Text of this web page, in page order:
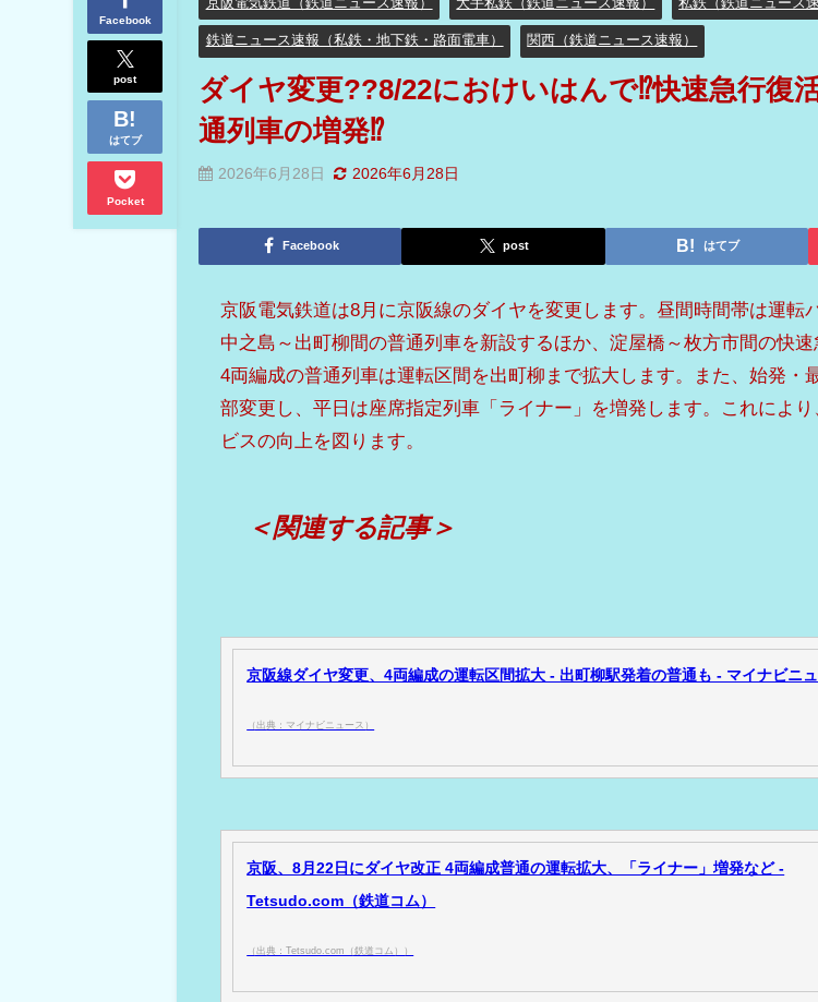
Facebook
post
はてブ
Pocket
京阪電気鉄道（鉄道ニュース速報） 大手私鉄（鉄道ニュース速報） 私鉄（鉄道ニュース速
鉄道ニュース速報（私鉄・地下鉄・路面電車） 関西（鉄道ニュース速報）
ダイヤ変更??8/22におけいはんで⁉快速急行復
通列車の増発⁉
2026年6月28日 2026年6月28日
Facebook post はてブ
京阪電気鉄道は8月に京阪線のダイヤを変更します。昼間時間帯は運転
中之島～出町柳間の普通列車を新設するほか、淀屋橋～枚方市間の快速
4両編成の普通列車は運転区間を出町柳まで拡大します。また、始発・
部変更し、平日は座席指定列車「ライナー」を増発します。これによ
ビスの向上を図ります。
＜関連する記事＞
京阪線ダイヤ変更、4両編成の運転区間拡大 - 出町柳駅発着の普通も - マイナビニ
（出典：マイナビニュース）
京阪、8月22日にダイヤ改正 4両編成普通の運転拡大、「ライナー」増発など -
Tetsudo.com（鉄道コム）
（出典：Tetsudo.com（鉄道コム））